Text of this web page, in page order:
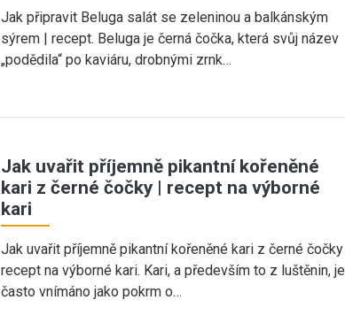
Jak připravit Beluga salát se zeleninou a balkánským
sýrem | recept. Beluga je černá čočka, která svůj název
„podědila“ po kaviáru, drobnými zrnk…
Jak uvařit příjemně pikantní kořeněné
kari z černé čočky | recept na výborné
kari
Jak uvařit příjemně pikantní kořeněné kari z černé čočky |
recept na výborné kari. Kari, a především to z luštěnin, je
často vnímáno jako pokrm o…